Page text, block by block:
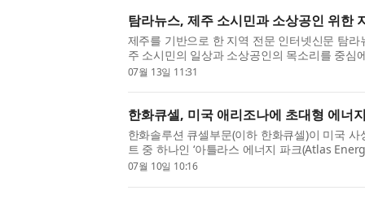
탐라뉴스, 제주 소시민과 소상공인 위한
제주를 기반으로 한 지역 전문 인터넷신문 탐
주 소시민의 일상과 소상공인의 목소리를 중심
착형 언론을 지향한다. 단순한 사고 보도에 그
07월 13일 11:31
한화큐셀, 미국 애리조나에 초대형 에너
한화솔루션 큐셀부문(이하 한화큐셀)이 미국
트 중 하나인 ‘아틀라스 에너지 파크(Atlas
수행하고 이 중 일부 자산의 매각을 최근 완료
07월 10일 10:16